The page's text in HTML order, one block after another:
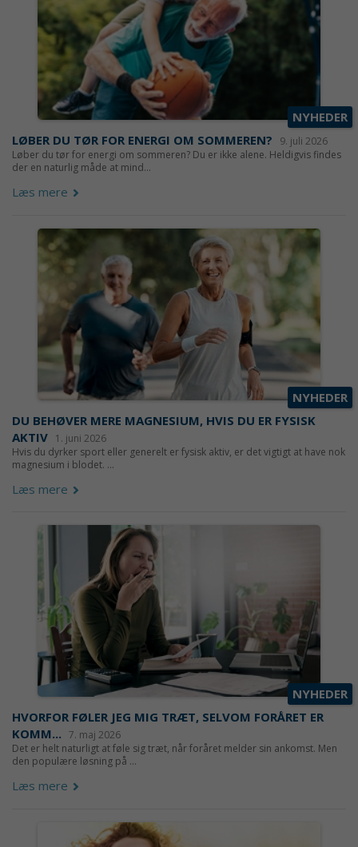
NYHEDER
LØBER DU TØR FOR ENERGI OM SOMMEREN?
9. juli 2026
Løber du tør for energi om sommeren? Du er ikke alene. Heldigvis findes
der en naturlig måde at mind...
Læs mere
NYHEDER
DU BEHØVER MERE MAGNESIUM, HVIS DU ER FYSISK
AKTIV 1. juni 2026
Hvis du dyrker sport eller generelt er fysisk aktiv, er det vigtigt at have nok
magnesium i blodet. ...
Læs mere
NYHEDER
HVORFOR FØLER JEG MIG TRÆT, SELVOM FORÅRET ER
KOMM... 7. maj 2026
Det er helt naturligt at føle sig træt, når foråret melder sin ankomst. Men
den populære løsning på ...
Læs mere